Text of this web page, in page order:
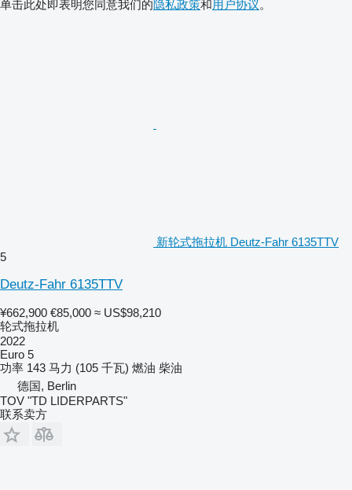
单击此处即表明您同意我们的隐私政策和用户协议。
新轮式拖拉机 Deutz-Fahr 6135TTV
5
Deutz-Fahr 6135TTV
¥662,900 €85,000 ≈ US$98,210
轮式拖拉机
2022
Euro 5
功率 143 马力 (105 千瓦) 燃油 柴油
德国, Berlin
TOV "TD LIDERPARTS"
联系卖方